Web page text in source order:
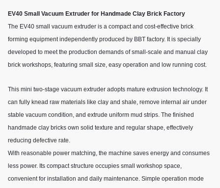
EV40 Small Vacuum Extruder for Handmade Clay Brick Factory
The EV40 small vacuum extruder is a compact and cost-effective brick
forming equipment independently produced by BBT factory. It is specially
developed to meet the production demands of small-scale and manual clay
brick workshops, featuring small size, easy operation and low running cost.
This mini two-stage vacuum extruder adopts mature extrusion technology. It
can fully knead raw materials like clay and shale, remove internal air under
stable vacuum condition, and extrude uniform mud strips. The finished
handmade clay bricks own solid texture and regular shape, effectively
reducing defective rate.
With reasonable power matching, the machine saves energy and consumes
less power. Its compact structure occupies small workshop space,
convenient for installation and daily maintenance. Simple operation mode